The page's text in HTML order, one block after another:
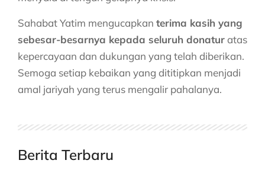
Sahabat Yatim mengucapkan terima kasih yang
sebesar-besarnya kepada seluruh donaturatas
kepercayaan dan dukungan yang telah diberikan.
Semoga setiap kebaikan yang dititipkan menjadi
amal jariyah yang terus mengalir pahalanya.
Berita Terbaru